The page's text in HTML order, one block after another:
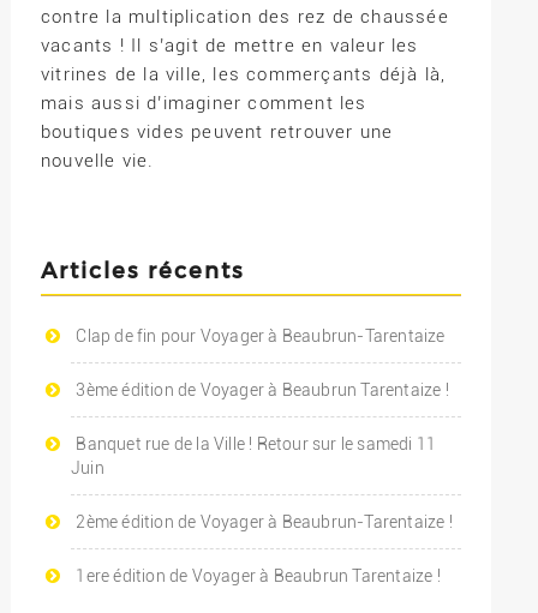
contre la multiplication des rez de chaussée
vacants ! Il s’agit de mettre en valeur les
vitrines de la ville, les commerçants déjà là,
mais aussi d’imaginer comment les
boutiques vides peuvent retrouver une
nouvelle vie.
Articles récents
Clap de fin pour Voyager à Beaubrun-Tarentaize
3ème édition de Voyager à Beaubrun Tarentaize !
Banquet rue de la Ville ! Retour sur le samedi 11
Juin
2ème édition de Voyager à Beaubrun-Tarentaize !
1ere édition de Voyager à Beaubrun Tarentaize !